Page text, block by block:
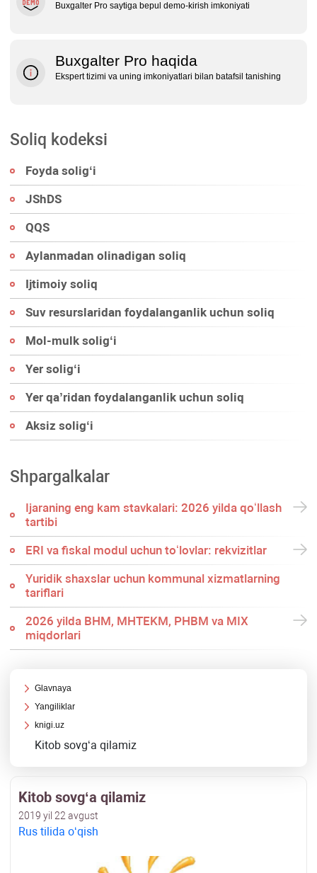
Buxgalter Pro saytiga bepul demo‑kirish imkoniyati
Buxgalter Pro haqida
Ekspert tizimi va uning imkoniyatlari bilan batafsil tanishing
Soliq kodeksi
Foyda soligʻi
JShDS
QQS
Aylanmadan olinadigan soliq
Ijtimoiy soliq
Suv resurslaridan foydalanganlik uchun soliq
Mol-mulk soligʻi
Yer soligʻi
Yer qa’ridan foydalanganlik uchun soliq
Aksiz soligʻi
Shpargalkalar
Ijaraning eng kam stavkalari: 2026 yilda qoʻllash
tartibi
ERI va fiskal modul uchun toʻlovlar: rekvizitlar
Yuridik shaхslar uchun kommunal хizmatlarning
tariflari
2026 yilda BHM, MHTEKM, PHBM va MIX
miqdorlari
Glavnaya
Yangiliklar
knigi.uz
Kitob sovgʻa qilamiz
Kitob sovgʻa qilamiz
2019 yil 22 avgust
Rus tilida oʻqish